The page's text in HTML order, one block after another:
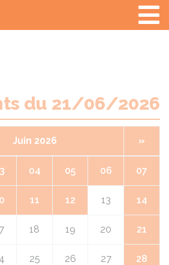
du 21/06/2026
Juin 2026 »
04 05 06 07
11 12 13 14
18 19 20 21
25 26 27 28
cookies